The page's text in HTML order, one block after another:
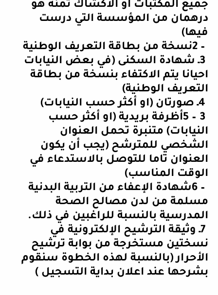
جميع المكتبات او الاكشاك ثمنه هو
درهمان من المؤسسة التي درست
فيها)
2 –نسخة من بطاقة التعريف الوطنية
3ـ شهادة السكنى (في بعض النيابات
احيانا يتم الاكتفاء بنسخة من بطاقة
التعريف الوطنية)
4ـ صورتان (او أكثر حسب النيابات)
5 – 3أظرفة بريدية (او أكثر حسب
النيابات) متنبرة تحمل العنوان
الشخصي للمترشح (يجب أن يكون
العنوان تاما للتوصل بالاستدعاء في
الوقت المناسب)
6 –شهادة الإعفاء من التربية البدنية
مسلمة من لدن مصالح الصحة
المدرسية بالنسبة للراغبين في ذلك.
7ـ وثيقة الترشيح الإلكترونية في
نسختين مستخرجة من بوابة ترشيح
الأحرار (بالنسبة لهذه الخطوة سنقوم
بشرحها عند اعلان بداية التسجيل )